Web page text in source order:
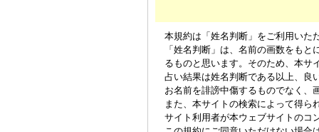
本規約は「姓名判断」をご利用いた
「姓名判断」は、名前の画数をも
るものと思います。そのため、本サ
占い結果は姓名判断である以上、良
お名前を誹謗中傷するものでなく、
また、本サイトの検索によって得ら
サイト利用者が本ウェブサイトのコ